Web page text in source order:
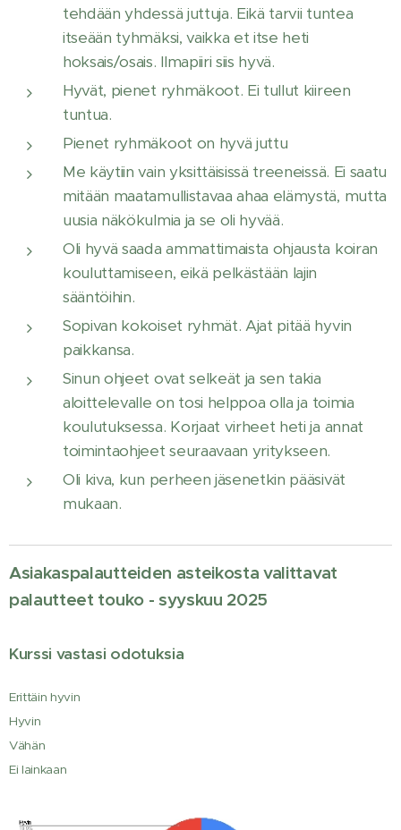
tehdään yhdessä juttuja. Eikä tarvii tuntea
itseään tyhmäksi, vaikka et itse heti
hoksais/osais. Ilmapiiri siis hyvä.
Hyvät, pienet ryhmäkoot. Ei tullut kiireen
tuntua.
Pienet ryhmäkoot on hyvä juttu 👍
Me käytiin vain yksittäisissä treeneissä. Ei saatu
mitään maatamullistavaa ahaa elämystä, mutta
uusia näkökulmia ja se oli hyvää.
Oli hyvä saada ammattimaista ohjausta koiran
kouluttamiseen, eikä pelkästään lajin
sääntöihin.
Sopivan kokoiset ryhmät. Ajat pitää hyvin
paikkansa.
Sinun ohjeet ovat selkeät ja sen takia
aloittelevalle on tosi helppoa olla ja toimia
koulutuksessa. Korjaat virheet heti ja annat
toimintaohjeet seuraavaan yritykseen.
Oli kiva, kun perheen jäsenetkin pääsivät
mukaan.
Asiakaspalautteiden asteikosta valittavat
palautteet touko - syyskuu 2025
Kurssi vastasi odotuksia
Erittäin hyvin
Hyvin
Vähän
Ei lainkaan